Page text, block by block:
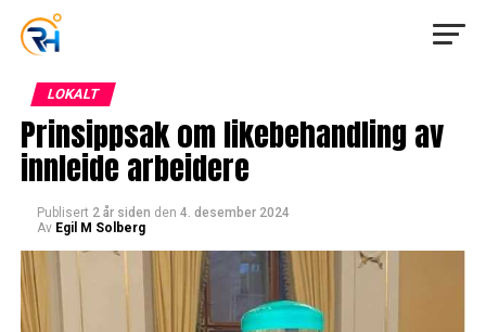
LOKALT
Prinsippsak om likebehandling av
innleide arbeidere
Publisert 2 år siden den 4. desember 2024
Av Egil M Solberg